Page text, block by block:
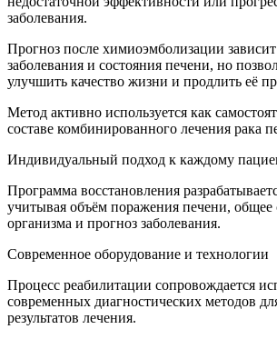
заболевания.
Прогноз после химиоэмболизации
заболевания и состояния печени, но
улучшить качество жизни и продлить её
Метод активно используется как
составе комбинированного лечения рака
Индивидуальный подход к каждому
Программа восстановления
учитывая объём поражения печени, общее
организма и прогноз заболевания.
Современное оборудование и технологии
Процесс реабилитации сопровождается
современных диагностических методов
результатов лечения.